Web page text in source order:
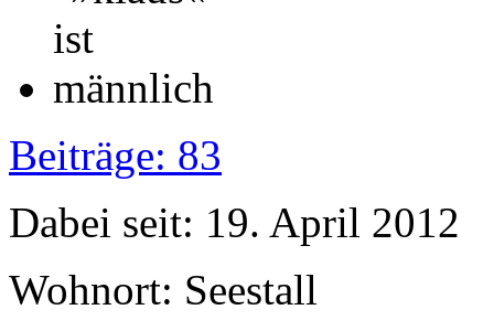
Beiträge: 83
Dabei seit: 19. April 2012
Wohnort: Seestall